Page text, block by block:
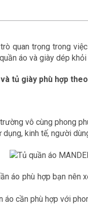
quan trọng trong
áo và giày dép
tủ giày phù hợp
vô cùng phong
kinh tế, người
áo phù hợp bạn nên
áo cần phù hợp với